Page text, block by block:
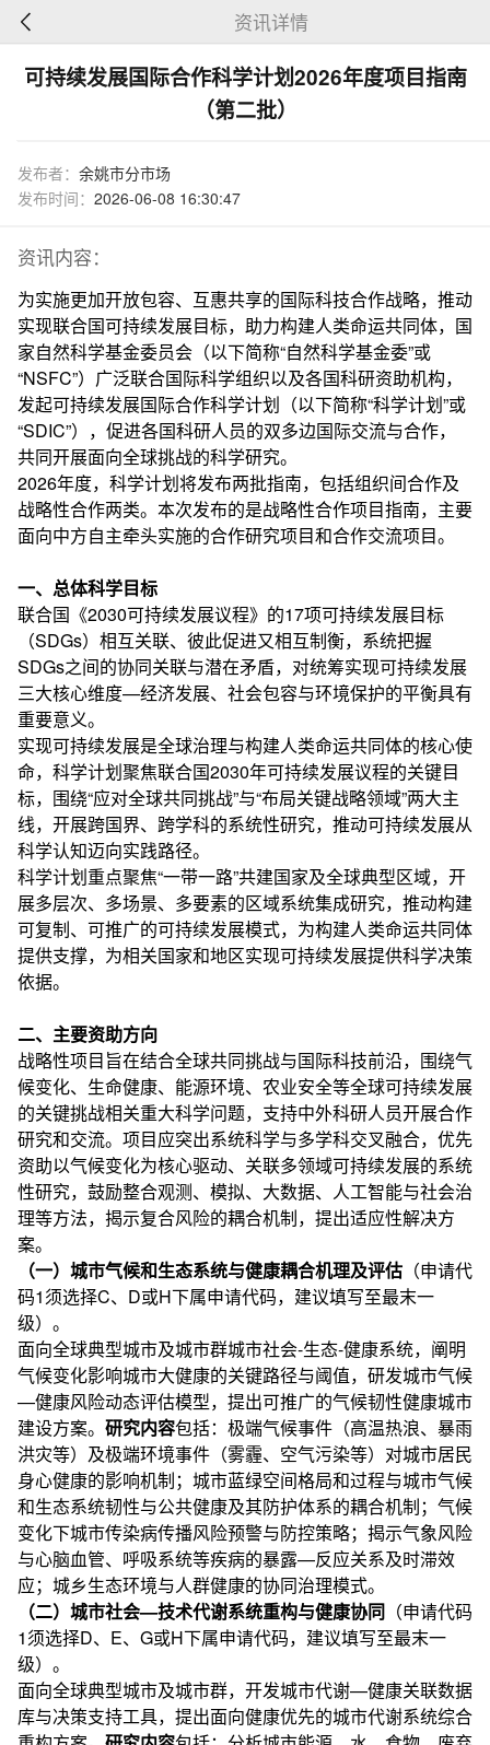
资讯详情
可持续发展国际合作科学计划2026年度项目指南
（第二批）
发布者： 余姚市分市场
发布时间： 2026-06-08 16:30:47
资讯内容：
为实施更加开放包容、互惠共享的国际科技合作战略，推动
实现联合国可持续发展目标，助力构建人类命运共同体，国
家自然科学基金委员会（以下简称“自然科学基金委”或
“NSFC”）广泛联合国际科学组织以及各国科研资助机构，
发起可持续发展国际合作科学计划（以下简称“科学计划”或
“SDIC”），促进各国科研人员的双多边国际交流与合作，
共同开展面向全球挑战的科学研究。
2026年度，科学计划将发布两批指南，包括组织间合作及
战略性合作两类。本次发布的是战略性合作项目指南，主要
面向中方自主牵头实施的合作研究项目和合作交流项目。
一、总体科学目标
联合国《2030可持续发展议程》的17项可持续发展目标
（SDGs）相互关联、彼此促进又相互制衡，系统把握
SDGs之间的协同关联与潜在矛盾，对统筹实现可持续发展
三大核心维度—经济发展、社会包容与环境保护的平衡具有
重要意义。
实现可持续发展是全球治理与构建人类命运共同体的核心使
命，科学计划聚焦联合国2030年可持续发展议程的关键目
标，围绕“应对全球共同挑战”与“布局关键战略领域”两大主
线，开展跨国界、跨学科的系统性研究，推动可持续发展从
科学认知迈向实践路径。
科学计划重点聚焦“一带一路”共建国家及全球典型区域，开
展多层次、多场景、多要素的区域系统集成研究，推动构建
可复制、可推广的可持续发展模式，为构建人类命运共同体
提供支撑，为相关国家和地区实现可持续发展提供科学决策
依据。
二、主要资助方向
战略性项目旨在结合全球共同挑战与国际科技前沿，围绕气
候变化、生命健康、能源环境、农业安全等全球可持续发展
的关键挑战相关重大科学问题，支持中外科研人员开展合作
研究和交流。项目应突出系统科学与多学科交叉融合，优先
资助以气候变化为核心驱动、关联多领域可持续发展的系统
性研究，鼓励整合观测、模拟、大数据、人工智能与社会治
理等方法，揭示复合风险的耦合机制，提出适应性解决方
案。
（一）城市气候和生态系统与健康耦合机理及评估 （申请代
码1须选择C、D或H下属申请代码，建议填写至最末一
级）。
面向全球典型城市及城市群城市社会-生态-健康系统，阐明
气候变化影响城市大健康的关键路径与阈值，研发城市气候
—健康风险动态评估模型，提出可推广的气候韧性健康城市
建设方案。 研究内容包括：极端气候事件（高温热浪、暴雨
洪灾等）及极端环境事件（雾霾、空气污染等）对城市居民
身心健康的影响机制；城市蓝绿空间格局和过程与城市气候
和生态系统韧性与公共健康及其防护体系的耦合机制；气候
变化下城市传染病传播风险预警与防控策略；揭示气象风险
与心脑血管、呼吸系统等疾病的暴露—反应关系及时滞效
应；城乡生态环境与人群健康的协同治理模式。
（二）城市社会—技术代谢系统重构与健康协同 （申请代码
1须选择D、E、G或H下属申请代码，建议填写至最末一
级）。
面向全球典型城市及城市群，开发城市代谢—健康关联数据
库与决策支持工具，提出面向健康优先的城市代谢系统综合